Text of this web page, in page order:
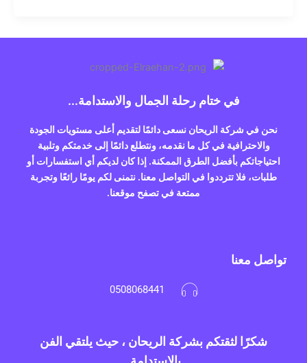
في ختام رحلة الجمال والاستدامة...
نحن في شركة الريحان نسعى دائمًا لتقديم أعلى مستويات الجودة
والاحترافية في كل ما نقدمه، ونتطلع دائمًا إلى خدمتكم وتلبية
احتياجاتكم بأفضل الطرق الممكنة. إذا كان لديكم أي استفسارات أو
طلبات، فلا تترددوا في التواصل معنا. نتمنى لكم يومًا رائعًا وتجربة
ممتعة في تصفح موقعنا.
تواصل معنا
0508068441
شكرًا لثقتكم بشركة الريحان ، حيث يلتقي الفن